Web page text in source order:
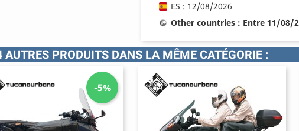
ES : 12/08/2026
Other countries : Entre 11/08/
AUTRES PRODUITS DANS LA MÊME CATÉGORIE :
-5%